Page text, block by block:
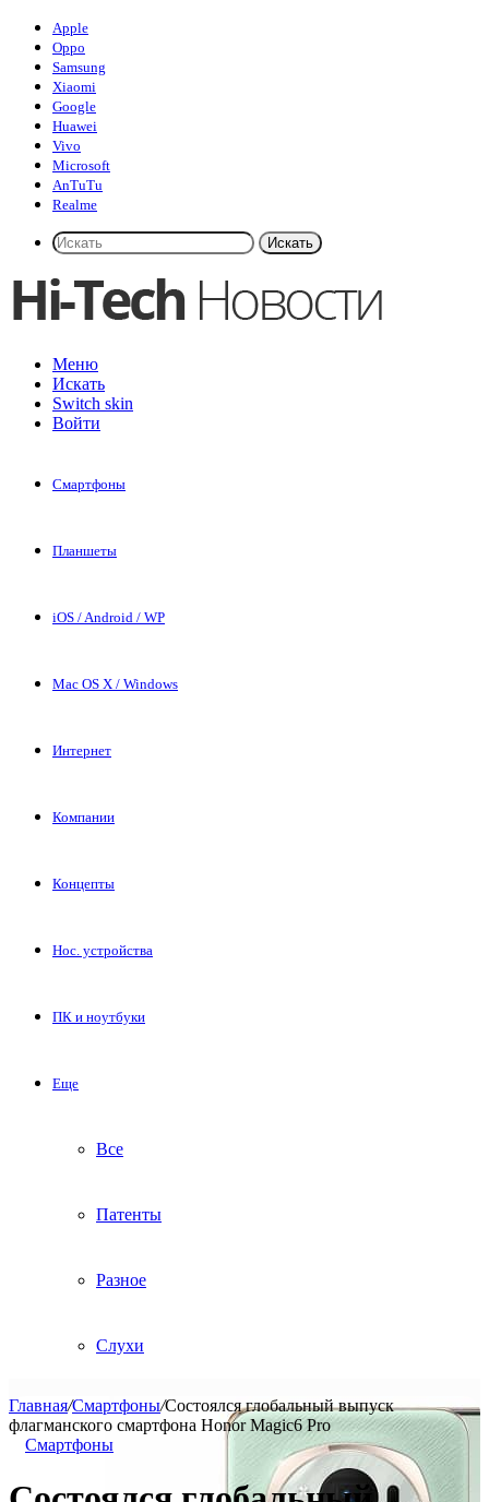
Apple
Oppo
Samsung
Xiaomi
Google
Huawei
Vivo
Microsoft
AnTuTu
Realme
Искать
Меню
Искать
Switch skin
Войти
Смартфоны
Планшеты
iOS / Android / WP
Mac OS X / Windows
Интернет
Компании
Концепты
Нос. устройства
ПК и ноутбуки
Еще
Все
Патенты
Разное
Слухи
Главная/Смартфоны/Состоялся глобальный выпуск
флагманского смартфона Honor Magic6 Pro
Смартфоны